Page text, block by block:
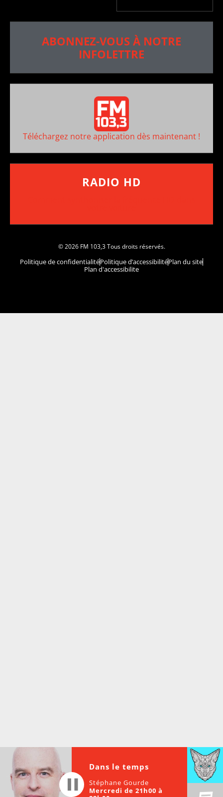
ABONNEZ-VOUS À NOTRE
INFOLETTRE
Téléchargez notre application dès maintenant !
RADIO HD
© 2026 FM 103,3 Tous droits réservés.
Politique de confidentialitéPolitique d’accessibilitéPlan du site
Plan d'accessibilite
Audio
Player
00:00
Dans le temps
Stéphane Gourde
Mercredi de 21h00 à